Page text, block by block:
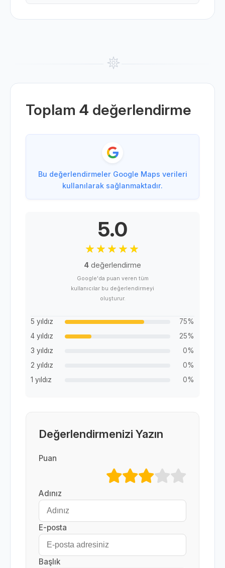
Toplam 4 değerlendirme
Bu değerlendirmeler Google Maps verileri
kullanılarak sağlanmaktadır.
5.0
4 değerlendirme
Google'da puan veren tüm
kullanıcılar bu değerlendirmeyi
oluşturur.
5 yıldız
75%
4 yıldız
25%
3 yıldız
0%
2 yıldız
0%
1 yıldız
0%
Değerlendirmenizi Yazın
Puan
Adınız
E-posta
Başlık